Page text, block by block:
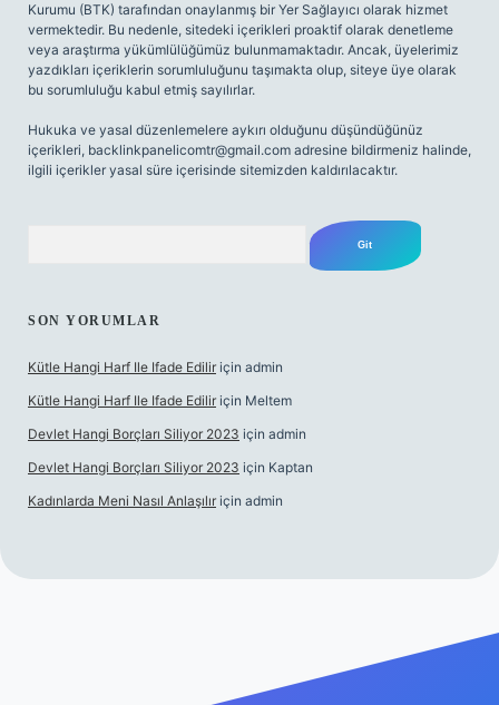
Kurumu (BTK) tarafından onaylanmış bir Yer Sağlayıcı olarak hizmet
vermektedir. Bu nedenle, sitedeki içerikleri proaktif olarak denetleme
veya araştırma yükümlülüğümüz bulunmamaktadır. Ancak, üyelerimiz
yazdıkları içeriklerin sorumluluğunu taşımakta olup, siteye üye olarak
bu sorumluluğu kabul etmiş sayılırlar.
Hukuka ve yasal düzenlemelere aykırı olduğunu düşündüğünüz
içerikleri, backlinkpanelicomtr@gmail.com adresine bildirmeniz halinde,
ilgili içerikler yasal süre içerisinde sitemizden kaldırılacaktır.
SON YORUMLAR
Kütle Hangi Harf Ile Ifade Edilir için admin
Kütle Hangi Harf Ile Ifade Edilir için Meltem
Devlet Hangi Borçları Siliyor 2023 için admin
Devlet Hangi Borçları Siliyor 2023 için Kaptan
Kadınlarda Meni Nasıl Anlaşılır için admin
Betexper giriş adresi